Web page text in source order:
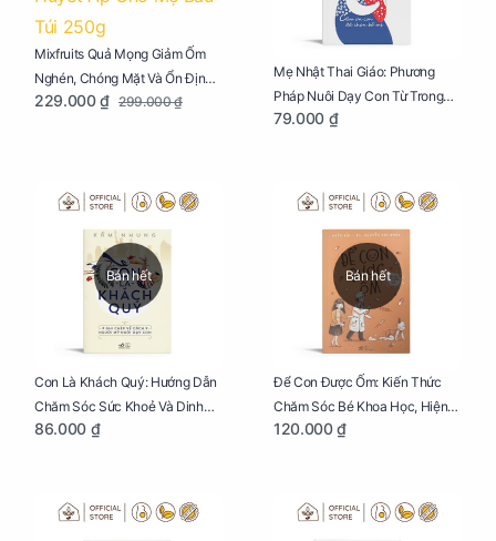
Mixfruits Quả Mọng Giảm Ốm
Nghén, Chóng Mặt Và Ổn Định
Huyết Áp Cho Mẹ Bầu Túi 250g
229.000 ₫ 299.000 ₫
Mẹ Nhật Thai Giáo: Phương
Pháp Nuôi Dạy Con Từ Trong
Bụng Mẹ
79.000 ₫
Bán hết
Con Là Khách Quý: Hướng Dẫn
Chăm Sóc Sức Khoẻ Và Dinh
Dưỡng Cho Bé
86.000 ₫
Bán hết
Để Con Được Ốm: Kiến Thức
Chăm Sóc Bé Khoa Học, Hiện
Đại
120.000 ₫